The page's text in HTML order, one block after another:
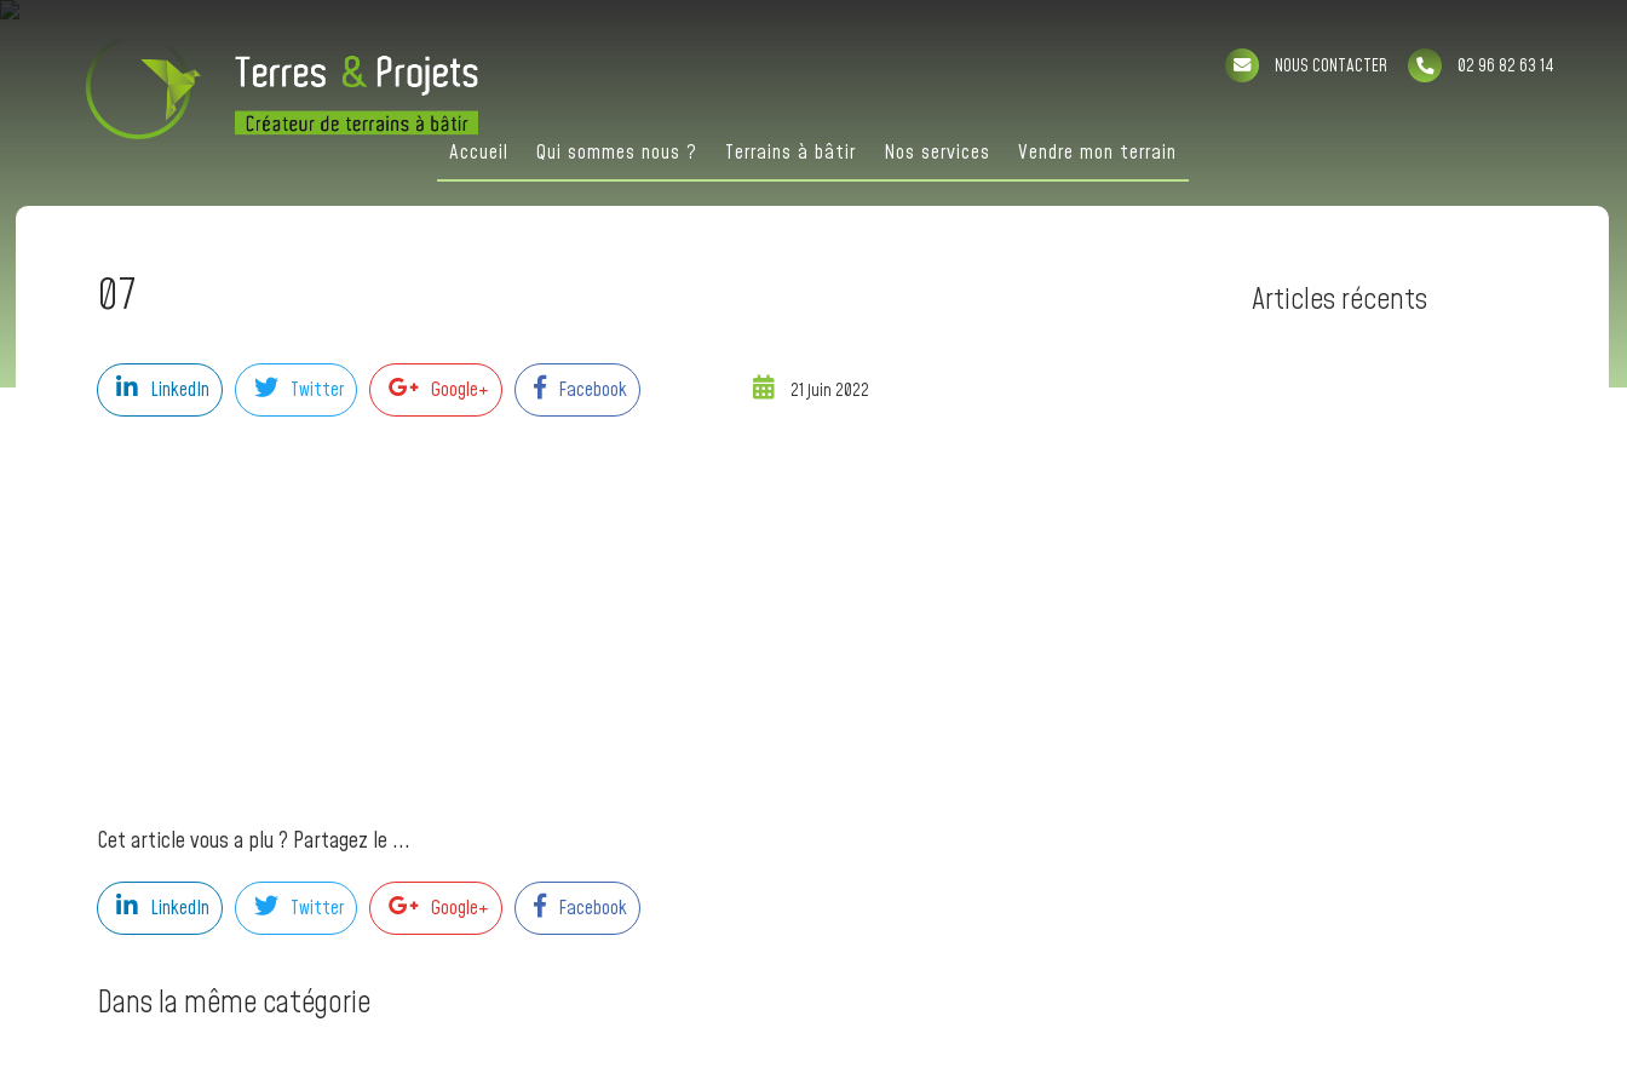
NOUS CONTACTER 02 96 82 63 14
Accueil Qui sommes nous ? Terrains à bâtir Nos services Vendre mon terrain
07
LinkedIn Twitter Google+ Facebook 21 juin 2022
Cet article vous a plu ? Partagez le ...
LinkedIn Twitter Google+ Facebook
Dans la même catégorie
Articles récents